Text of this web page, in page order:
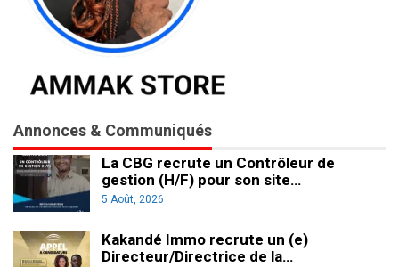
Annonces & Communiqués
La CBG recrute un Contrôleur de
gestion (H/F) pour son site…
5 Août, 2026
Kakandé Immo recrute un (e)
Directeur/Directrice de la…